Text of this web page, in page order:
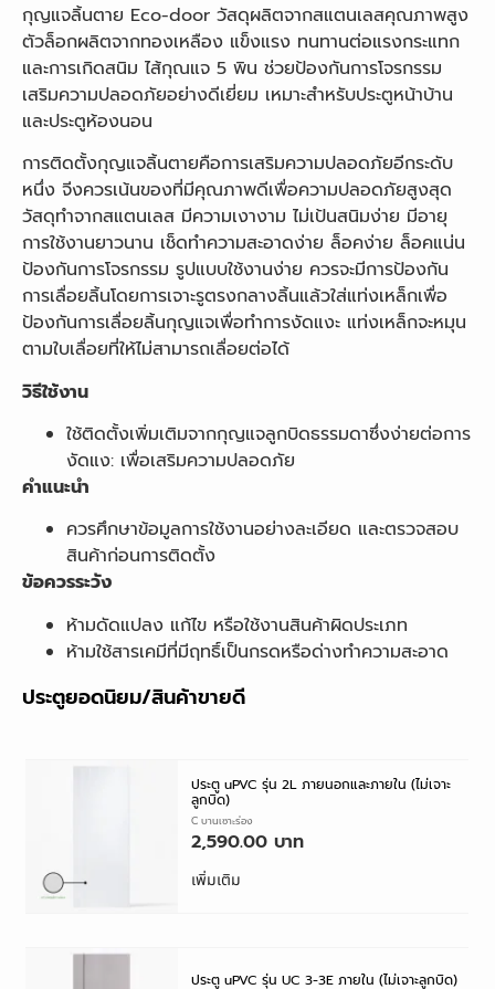
กุญแจลิ้นตาย Eco-door วัสดุผลิตจากสแตนเลสคุณภาพสูง
ตัวล็อกผลิตจากทองเหลือง แข็งแรง ทนทานต่อแรงกระแทก
และการเกิดสนิม ไส้กุณแจ 5 พิน ช่วยป้องกันการโจรกรรม
เสริมความปลอดภัยอย่างดีเยี่ยม เหมาะสำหรับประตูหน้าบ้าน
และประตูห้องนอน
การติดตั้งกุญแจลิ้นตายคือการเสริมความปลอดภัยอีกระดับ
หนึ่ง จีงควรเน้นของที่มีคุณภาพดีเพื่อความปลอดภัยสูงสุด
วัสดุทำจากสแตนเลส มีความเงางาม ไม่เป้นสนิมง่าย มีอายุ
การใช้งานยาวนาน เช็ดทำความสะอาดง่าย ล็อคง่าย ล็อคแน่น
ป้องกันการโจรกรรม รูปแบบใช้งานง่าย ควรจะมีการป้องกัน
การเลื่อยลิ้นโดยการเจาะรูตรงกลางลิ้นแล้วใส่แท่งเหล็กเพื่อ
ป้องกันการเลื่อยลิ้นกุญแจเพื่อทำการงัดแงะ แท่งเหล็กจะหมุน
ตามใบเลื่อยที่ให้ไม่สามารถเลื่อยต่อได้
วิธีใช้งาน
ใช้ติดตั้งเพิ่มเติมจากกุญแจลูกบิดธรรมดาซึ่งง่ายต่อการ
งัดแง: เพื่อเสริมความปลอดภัย
คำแนะนำ
ควรศึกษาข้อมูลการใช้งานอย่างละเอียด และตรวจสอบ
สินค้าก่อนการติดตั้ง
ข้อควรระวัง
ห้ามดัดแปลง แก้ไข หรือใช้งานสินค้าผิดประเภท
ห้ามใช้สารเคมีที่มีฤทธิ์เป็นกรดหรือด่างทำความสะอาด
ประตูยอดนิยม/สินค้าขายดี
ประตู UPVC บานเซาะร่อง
ประตู uPVC รุ่น 2L ภายนอกและภายใน (ไม่เจาะ
ลูกบิด)
2,590.00
เพิ่มเติม
ประตู uPVC รุ่น UC 3-3E ภายใน (ไม่เจาะลูกบิด)